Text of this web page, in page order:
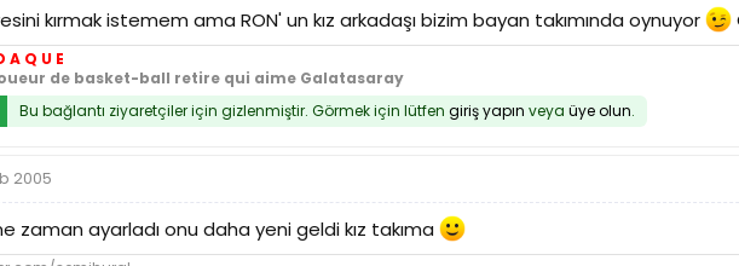
kırmak istemem ama RON' un kız arkadaşı bizim bayan takımında oynuyor
A Q U E
de basket-ball retire qui aime Galatasaray
Bu bağlantı ziyaretçiler için gizlenmiştir. Görmek için lütfen giriş yapın veya üye olun.
2005
zaman ayarladı onu daha yeni geldi kız takıma